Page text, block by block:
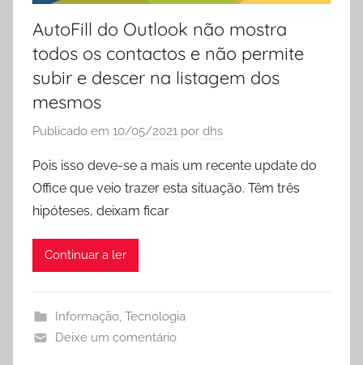
AutoFill do Outlook não mostra
todos os contactos e não permite
subir e descer na listagem dos
mesmos
Publicado em 10/05/2021 por dhs
Pois isso deve-se a mais um recente update do
Office que veio trazer esta situação. Têm três
hipóteses, deixam ficar
Continuar a ler
Informação, Tecnologia
Deixe um comentário